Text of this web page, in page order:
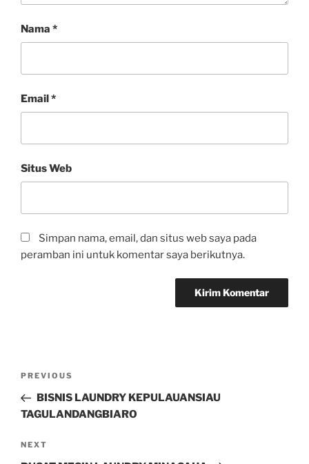
Nama *
Email*
Situs Web
Simpan nama, email, dan situs web saya pada
peramban ini untuk komentar saya berikutnya.
PREVIOUS
BISNIS LAUNDRY KEPULAUANSIAU
TAGULANDANGBIARO
NEXT